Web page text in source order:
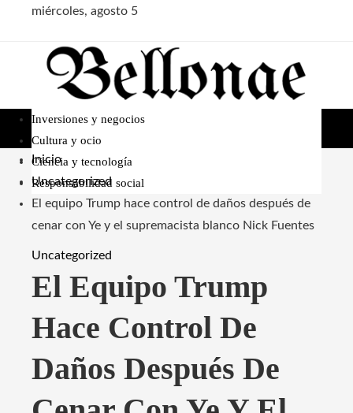
miércoles, agosto 5
Inversiones y negocios
Cultura y ocio
Ciencia y tecnología
Responsabilidad social
Inicio
Uncategorized
El equipo Trump hace control de daños después de
cenar con Ye y el supremacista blanco Nick Fuentes
Uncategorized
El Equipo Trump
Hace Control De
Daños Después De